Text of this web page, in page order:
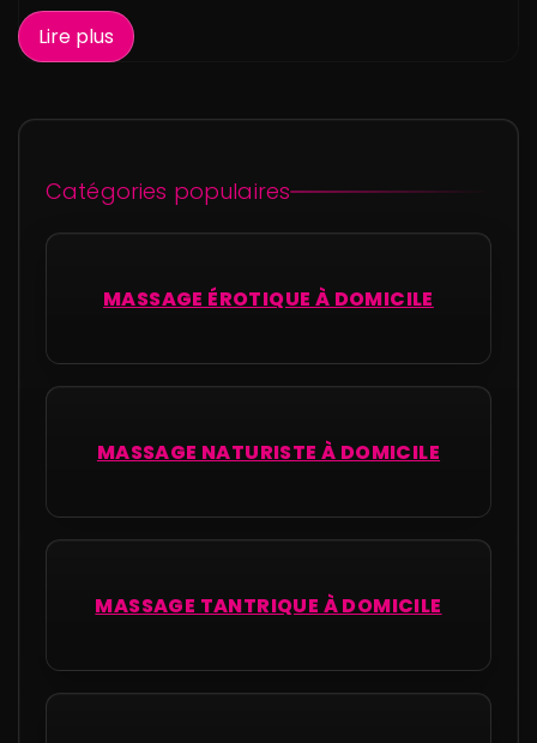
Lire plus
Catégories populaires
MASSAGE ÉROTIQUE À DOMICILE
MASSAGE NATURISTE À DOMICILE
MASSAGE TANTRIQUE À DOMICILE